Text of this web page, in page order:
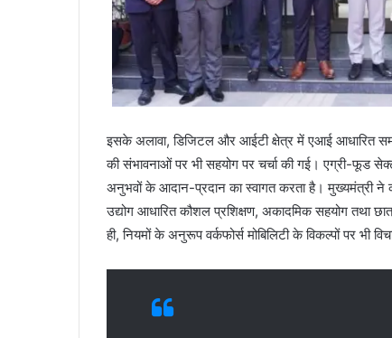
इसके अलावा, डिजिटल और आईटी क्षेत्र में एआई आधारित
की संभावनाओं पर भी सहयोग पर चर्चा की गई। एग्री-फूड
अनुभवों के आदान-प्रदान का स्वागत करता है। मुख्यमंत्री ने
उद्योग आधारित कौशल प्रशिक्षण, अकादमिक सहयोग तथा
ही, नियमों के अनुरूप वर्कफोर्स मोबिलिटी के विकल्पों पर भी